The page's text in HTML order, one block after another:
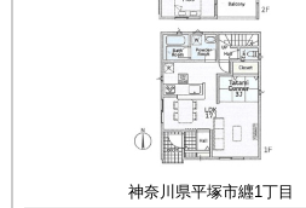
神奈川県平塚市纒1丁目